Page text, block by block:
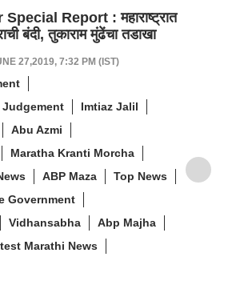
Report : महाराष्ट्रात
बंदी, तुकाराम मुंढेंचा तडाखा
27,2019, 7:32 PM (IST)
Judgement
Imtiaz Jalil
Abu Azmi
Maratha Kranti Morcha
ABP Maza
Top News
Government
Vidhansabha
Abp Majha
Marathi News